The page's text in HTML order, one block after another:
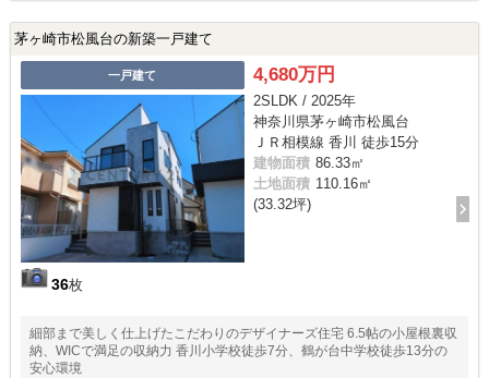
茅ヶ崎市松風台の新築一戸建て
一戸建て
36枚
4,680万円
2SLDK / 2025年
神奈川県茅ヶ崎市松風台
ＪＲ相模線 香川 徒歩15分
建物面積 86.33㎡
土地面積 110.16㎡
(33.32坪)
細部まで美しく仕上げたこだわりのデザイナーズ住宅 6.5帖の小屋根裏収
納、WICで満足の収納力 香川小学校徒歩7分、鶴が台中学校徒歩13分の
安心環境